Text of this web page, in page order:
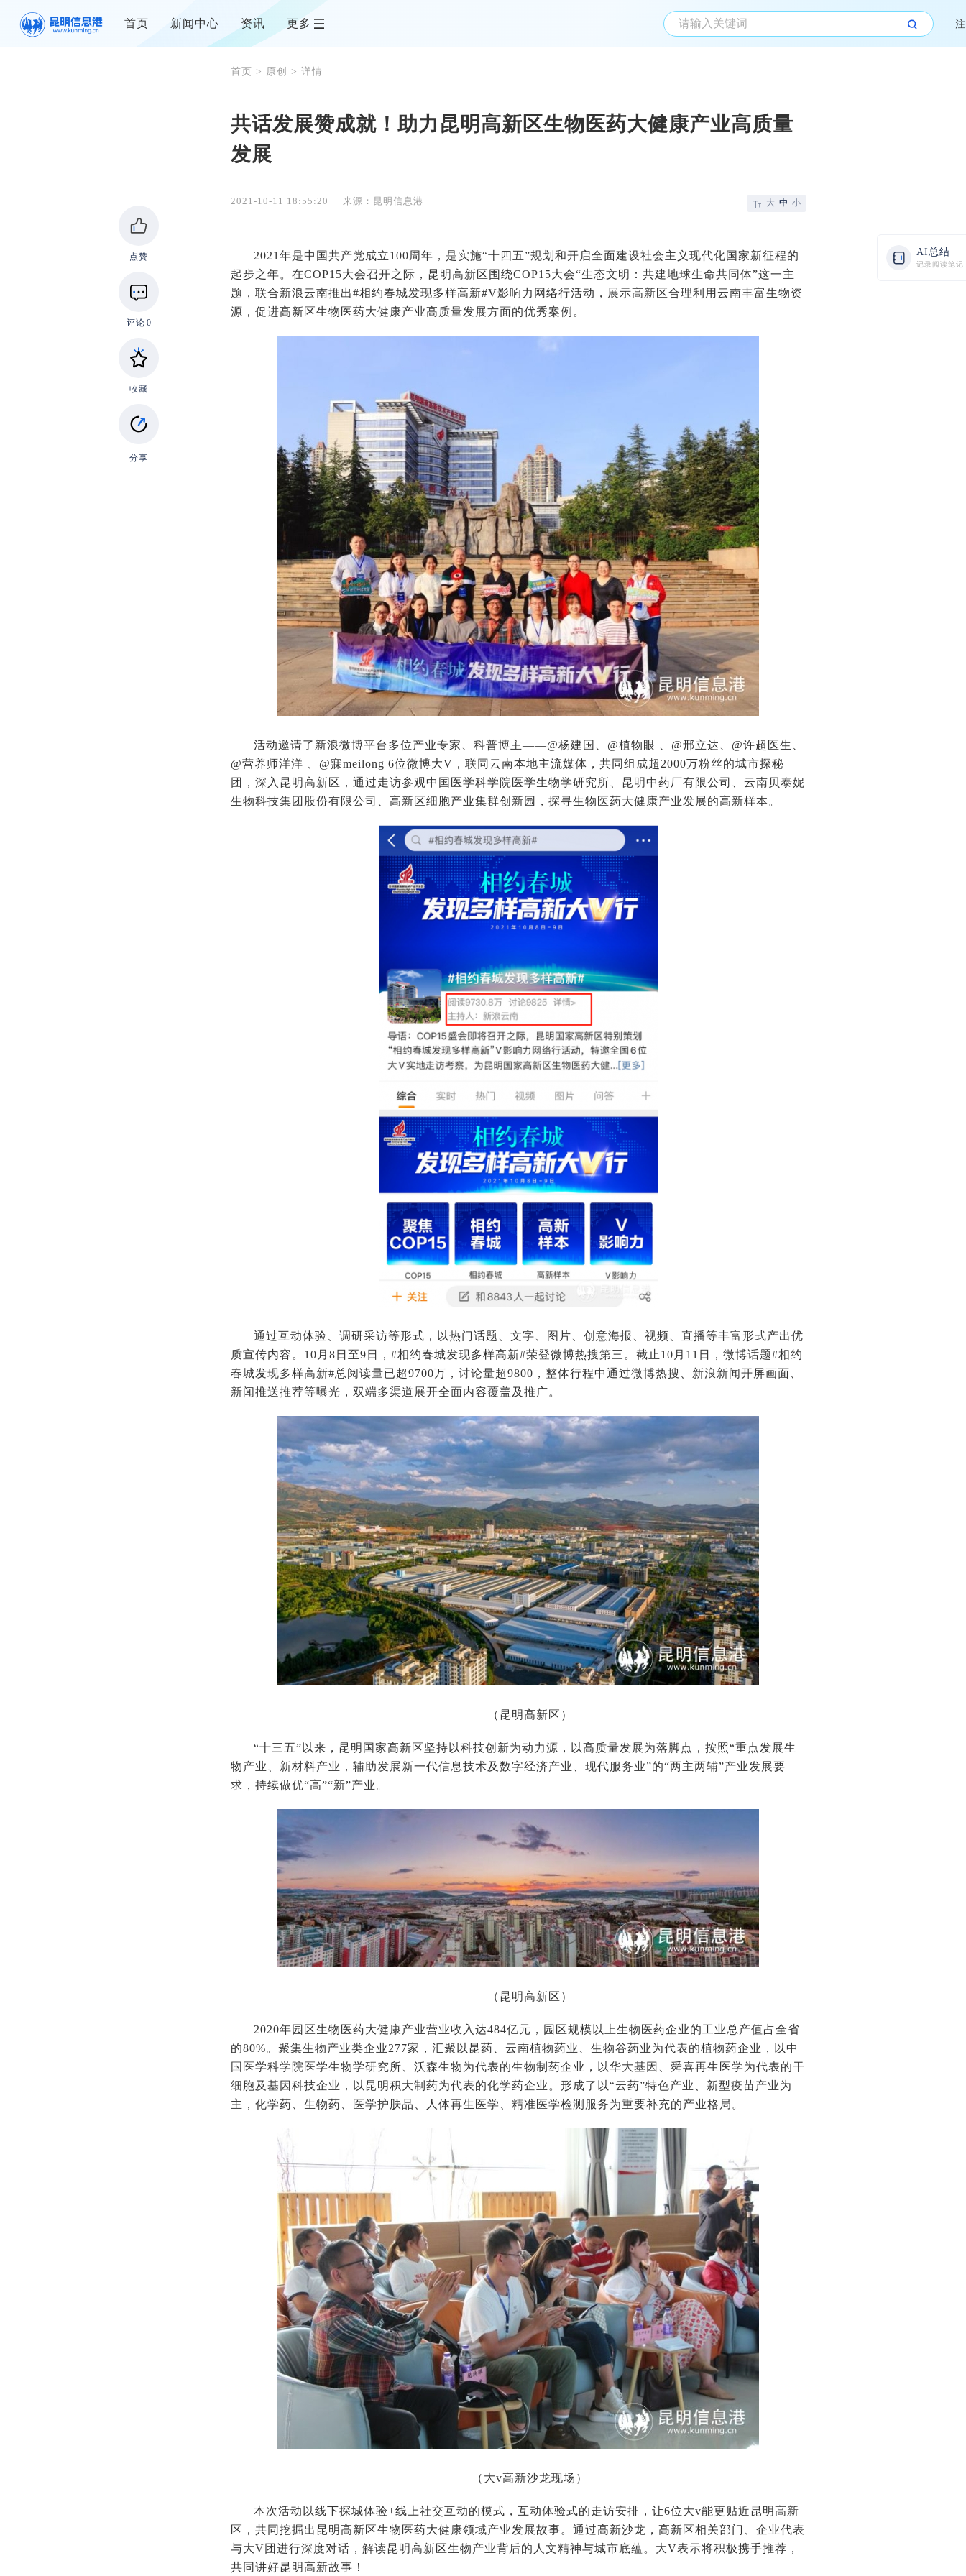
首页 新闻中心 资讯 更多
点赞
评论 0
收藏
分享
AI总结
记录阅读笔记
首页 > 原创 > 详情
共话发展赞成就！助力昆明高新区生物医药大健康产业高质量
发展
2021-10-11 18:55:20 来源：昆明信息港 大 中 小
2021年是中国共产党成立100周年，是实施“十四五”规划和开启全面建设社会主义现代化国家新征程的
起步之年。在COP15大会召开之际，昆明高新区围绕COP15大会“生态文明：共建地球生命共同体”这一主
题，联合新浪云南推出#相约春城发现多样高新#V影响力网络行活动，展示高新区合理利用云南丰富生物资
源，促进高新区生物医药大健康产业高质量发展方面的优秀案例。
活动邀请了新浪微博平台多位产业专家、科普博主——@杨建国、@植物眼 、@邢立达、@许超医生、
@营养师洋洋 、@寐meilong 6位微博大V，联同云南本地主流媒体，共同组成超2000万粉丝的城市探秘
团，深入昆明高新区，通过走访参观中国医学科学院医学生物学研究所、昆明中药厂有限公司、云南贝泰妮
生物科技集团股份有限公司、高新区细胞产业集群创新园，探寻生物医药大健康产业发展的高新样本。
通过互动体验、调研采访等形式，以热门话题、文字、图片、创意海报、视频、直播等丰富形式产出优
质宣传内容。10月8日至9日，#相约春城发现多样高新#荣登微博热搜第三。截止10月11日，微博话题#相约
春城发现多样高新#总阅读量已超9700万，讨论量超9800，整体行程中通过微博热搜、新浪新闻开屏画面、
新闻推送推荐等曝光，双端多渠道展开全面内容覆盖及推广。
（昆明高新区）
“十三五”以来，昆明国家高新区坚持以科技创新为动力源，以高质量发展为落脚点，按照“重点发展生
物产业、新材料产业，辅助发展新一代信息技术及数字经济产业、现代服务业”的“两主两辅”产业发展要
求，持续做优“高”“新”产业。
（昆明高新区）
2020年园区生物医药大健康产业营业收入达484亿元，园区规模以上生物医药企业的工业总产值占全省
的80%。聚集生物产业类企业277家，汇聚以昆药、云南植物药业、生物谷药业为代表的植物药企业，以中
国医学科学院医学生物学研究所、沃森生物为代表的生物制药企业，以华大基因、舜喜再生医学为代表的干
细胞及基因科技企业，以昆明积大制药为代表的化学药企业。形成了以“云药”特色产业、新型疫苗产业为
主，化学药、生物药、医学护肤品、人体再生医学、精准医学检测服务为重要补充的产业格局。
（大v高新沙龙现场）
本次活动以线下探城体验+线上社交互动的模式，互动体验式的走访安排，让6位大v能更贴近昆明高新
区，共同挖掘出昆明高新区生物医药大健康领域产业发展故事。通过高新沙龙，高新区相关部门、企业代表
与大V团进行深度对话，解读昆明高新区生物产业背后的人文精神与城市底蕴。大V表示将积极携手推荐，
共同讲好昆明高新故事！